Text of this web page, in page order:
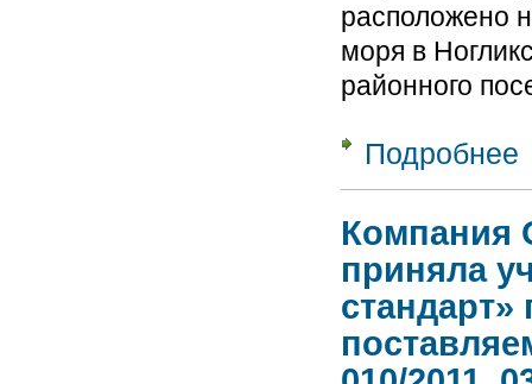
расположено
моря в
районного
Подробнее
Компания
приняла
стандарт»